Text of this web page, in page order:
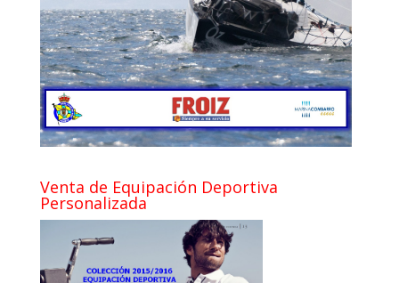
Venta de Equipación Deportiva
Personalizada